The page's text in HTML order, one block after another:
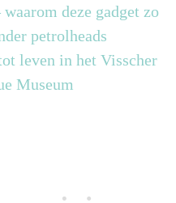
deze gadget zo
petrolheads
leven in het Visscher
Museum